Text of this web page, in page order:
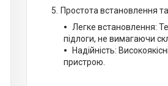
Простота встановлення та
Легке встановлення:
підлоги, не вимагаючи
Надійність:
пристрою.